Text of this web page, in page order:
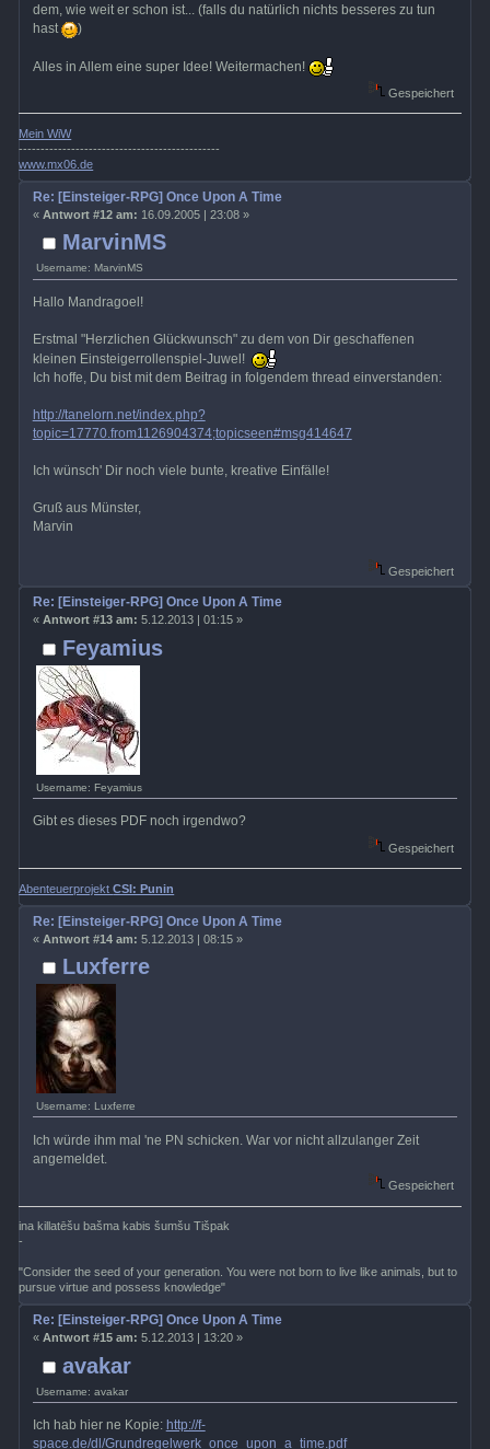
dem, wie weit er schon ist... (falls du natürlich nichts besseres zu tun
hast
)
Alles in Allem eine super Idee! Weitermachen!
Gespeichert
Mein WiW
----------------------------------------------
www.mx06.de
MarvinMS
Username: MarvinMS
Re: [Einsteiger-RPG] Once Upon A Time
« Antwort #12 am: 16.09.2005 | 23:08 »
Hallo Mandragoel!
Erstmal "Herzlichen Glückwunsch" zu dem von Dir geschaffenen
kleinen Einsteigerrollenspiel-Juwel!
Ich hoffe, Du bist mit dem Beitrag in folgendem thread einverstanden:
http://tanelorn.net/index.php?
topic=17770.from1126904374;topicseen#msg414647
Ich wünsch' Dir noch viele bunte, kreative Einfälle!
Gruß aus Münster,
Marvin
Gespeichert
Feyamius
Username: Feyamius
Re: [Einsteiger-RPG] Once Upon A Time
« Antwort #13 am: 5.12.2013 | 01:15 »
Gibt es dieses PDF noch irgendwo?
Gespeichert
AbenteuerprojektCSI: Punin
Luxferre
Username: Luxferre
Re: [Einsteiger-RPG] Once Upon A Time
« Antwort #14 am: 5.12.2013 | 08:15 »
Ich würde ihm mal 'ne PN schicken. War vor nicht allzulanger Zeit
angemeldet.
Gespeichert
ina killatēšu bašma kabis šumšu Tišpak
-
"Consider the seed of your generation. You were not born to live like animals, but to
pursue virtue and possess knowledge"
avakar
Username: avakar
Re: [Einsteiger-RPG] Once Upon A Time
« Antwort #15 am: 5.12.2013 | 13:20 »
Ich hab hier ne Kopie: http://f-
space.de/dl/Grundregelwerk_once_upon_a_time.pdf